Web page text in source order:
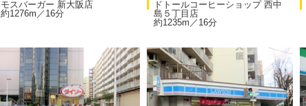
モスバーガー 新大阪店
約1276m／16分
ドトールコーヒーショップ 西中
島５丁目店
約1235m／16分